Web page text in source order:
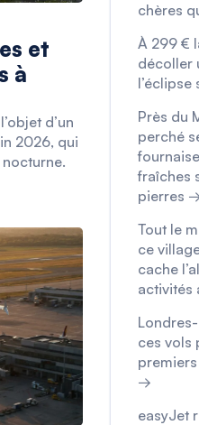
et
à
d’un
2026, qui
chères
À 299 €
décoller
Près du
perché
fraîches
pierres
Tout le
ce
cache
activités
ces vols
→
easyJet